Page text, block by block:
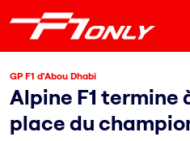
GP F1 d'Abou Dhabi
Alpine F1 termine
place du